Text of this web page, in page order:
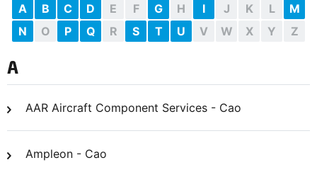
A B C D E F G H I J K L
M
N
O P Q R S T U V W X Y Z
A
AAR Aircraft Component Services - Cao
Ampleon - Cao